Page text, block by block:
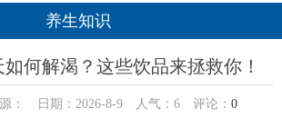
长沙秘境养生网信息
养生知识
何解渴？这些饮品来拯救你！
： 日期：2026-8-9 人气： 6评论： 0